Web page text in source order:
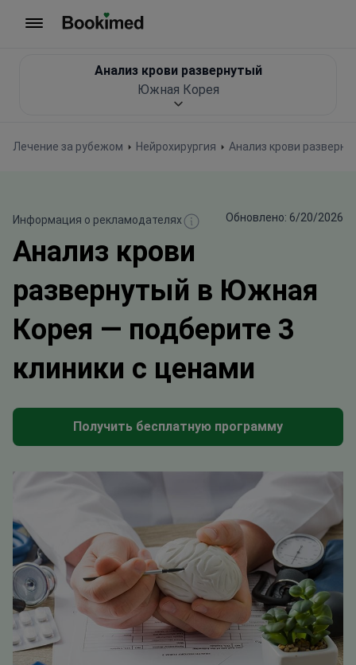
Лечение за рубежом Нейрохирургия Анализ крови
Анализ крови развернутый
Южная Корея
Информация о рекламодателях Обновлено: 6/20/2026
Анализ крови
развернутый в Южная
Корея — подберите 3
клиники с ценами
Получить бесплатную программу